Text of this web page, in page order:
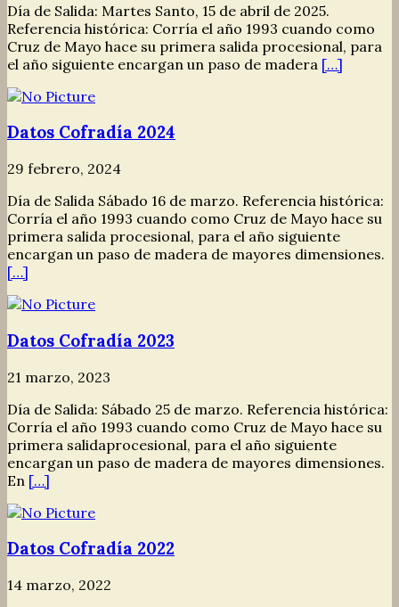
Día de Salida: Martes Santo, 15 de abril de 2025.
Referencia histórica: Corría el año 1993 cuando como
Cruz de Mayo hace su primera salida procesional, para
el año siguiente encargan un paso de madera […]
Datos Cofradía 2024
29 febrero, 2024
Día de Salida Sábado 16 de marzo. Referencia histórica:
Corría el año 1993 cuando como Cruz de Mayo hace su
primera salida procesional, para el año siguiente
encargan un paso de madera de mayores dimensiones.
[…]
Datos Cofradía 2023
21 marzo, 2023
Día de Salida: Sábado 25 de marzo. Referencia histórica:
Corría el año 1993 cuando como Cruz de Mayo hace su
primera salidaprocesional, para el año siguiente
encargan un paso de madera de mayores dimensiones.
En […]
Datos Cofradía 2022
14 marzo, 2022